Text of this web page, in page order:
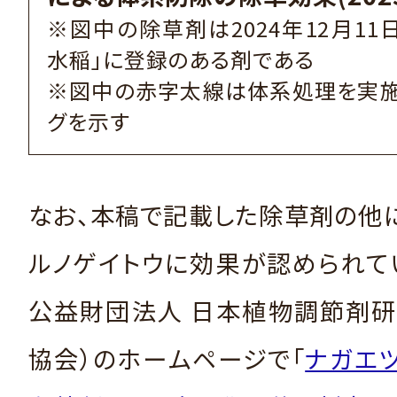
※図中の除草剤は2024年12月11日
水稲」に登録のある剤である
※図中の赤字太線は体系処理を実
グを示す
なお、本稿で記載した除草剤の他
ルノゲイトウに効果が認められ
公益財団法人 日本植物調節剤
協会）のホームページで「ナガエ